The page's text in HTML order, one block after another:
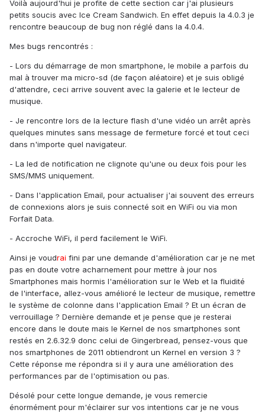
Voilà aujourd'hui je profite de cette section car j'ai plusieurs
petits soucis avec Ice Cream Sandwich. En effet depuis la 4.0.3 je
rencontre beaucoup de bug non réglé dans la 4.0.4.
Mes bugs rencontrés :
- Lors du démarrage de mon smartphone, le mobile a parfois du
mal à trouver ma micro-sd (de façon aléatoire) et je suis obligé
d'attendre, ceci arrive souvent avec la galerie et le lecteur de
musique.
- Je rencontre lors de la lecture flash d'une vidéo un arrêt après
quelques minutes sans message de fermeture forcé et tout ceci
dans n'importe quel navigateur.
- La led de notification ne clignote qu'une ou deux fois pour les
SMS/MMS uniquement.
- Dans l'application Email, pour actualiser j'ai souvent des erreurs
de connexions alors je suis connecté soit en WiFi ou via mon
Forfait Data.
- Accroche WiFi, il perd facilement le WiFi.
Ainsi je voudrai fini par une demande d'amélioration car je ne met
pas en doute votre acharnement pour mettre à jour nos
Smartphones mais hormis l'amélioration sur le Web et la fluidité
de l'interface, allez-vous amélioré le lecteur de musique, remettre
le système de colonne dans l'application Email ? Et un écran de
verrouillage ? Dernière demande et je pense que je resterai
encore dans le doute mais le Kernel de nos smartphones sont
restés en 2.6.32.9 donc celui de Gingerbread, pensez-vous que
nos smartphones de 2011 obtiendront un Kernel en version 3 ?
Cette réponse me répondra si il y aura une amélioration des
performances par de l'optimisation ou pas.
Désolé pour cette longue demande, je vous remercie
énormément pour m'éclairer sur vos intentions car je ne vous